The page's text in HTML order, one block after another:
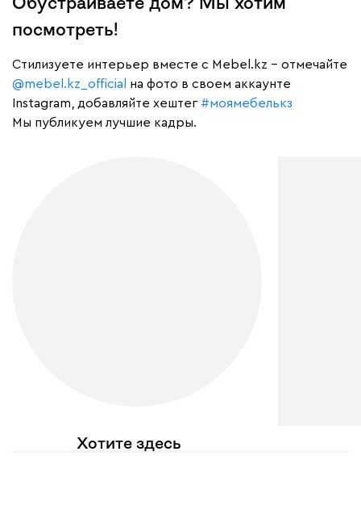
посмотреть!
Cтилизуете интерьер вместе с Mebel.kz – отмечайте
@mebel.kz_official
на фото в своем аккаунте
Instagram, добавляйте хештег #моямебелькз
Мы публикуем лучшие кадры.
Хотите здесь